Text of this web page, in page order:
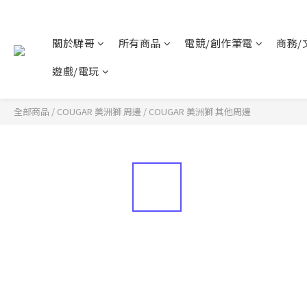
關於驊哥 所有商品 電競/創作筆電
商務/
遊戲/電玩
全部商品 / COUGAR 美洲獅 周邊 / COUGAR 美洲獅 其他周邊